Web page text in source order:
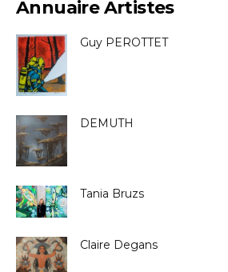
Annuaire Artistes
Guy PEROTTET
DEMUTH
Tania Bruzs
Claire Degans